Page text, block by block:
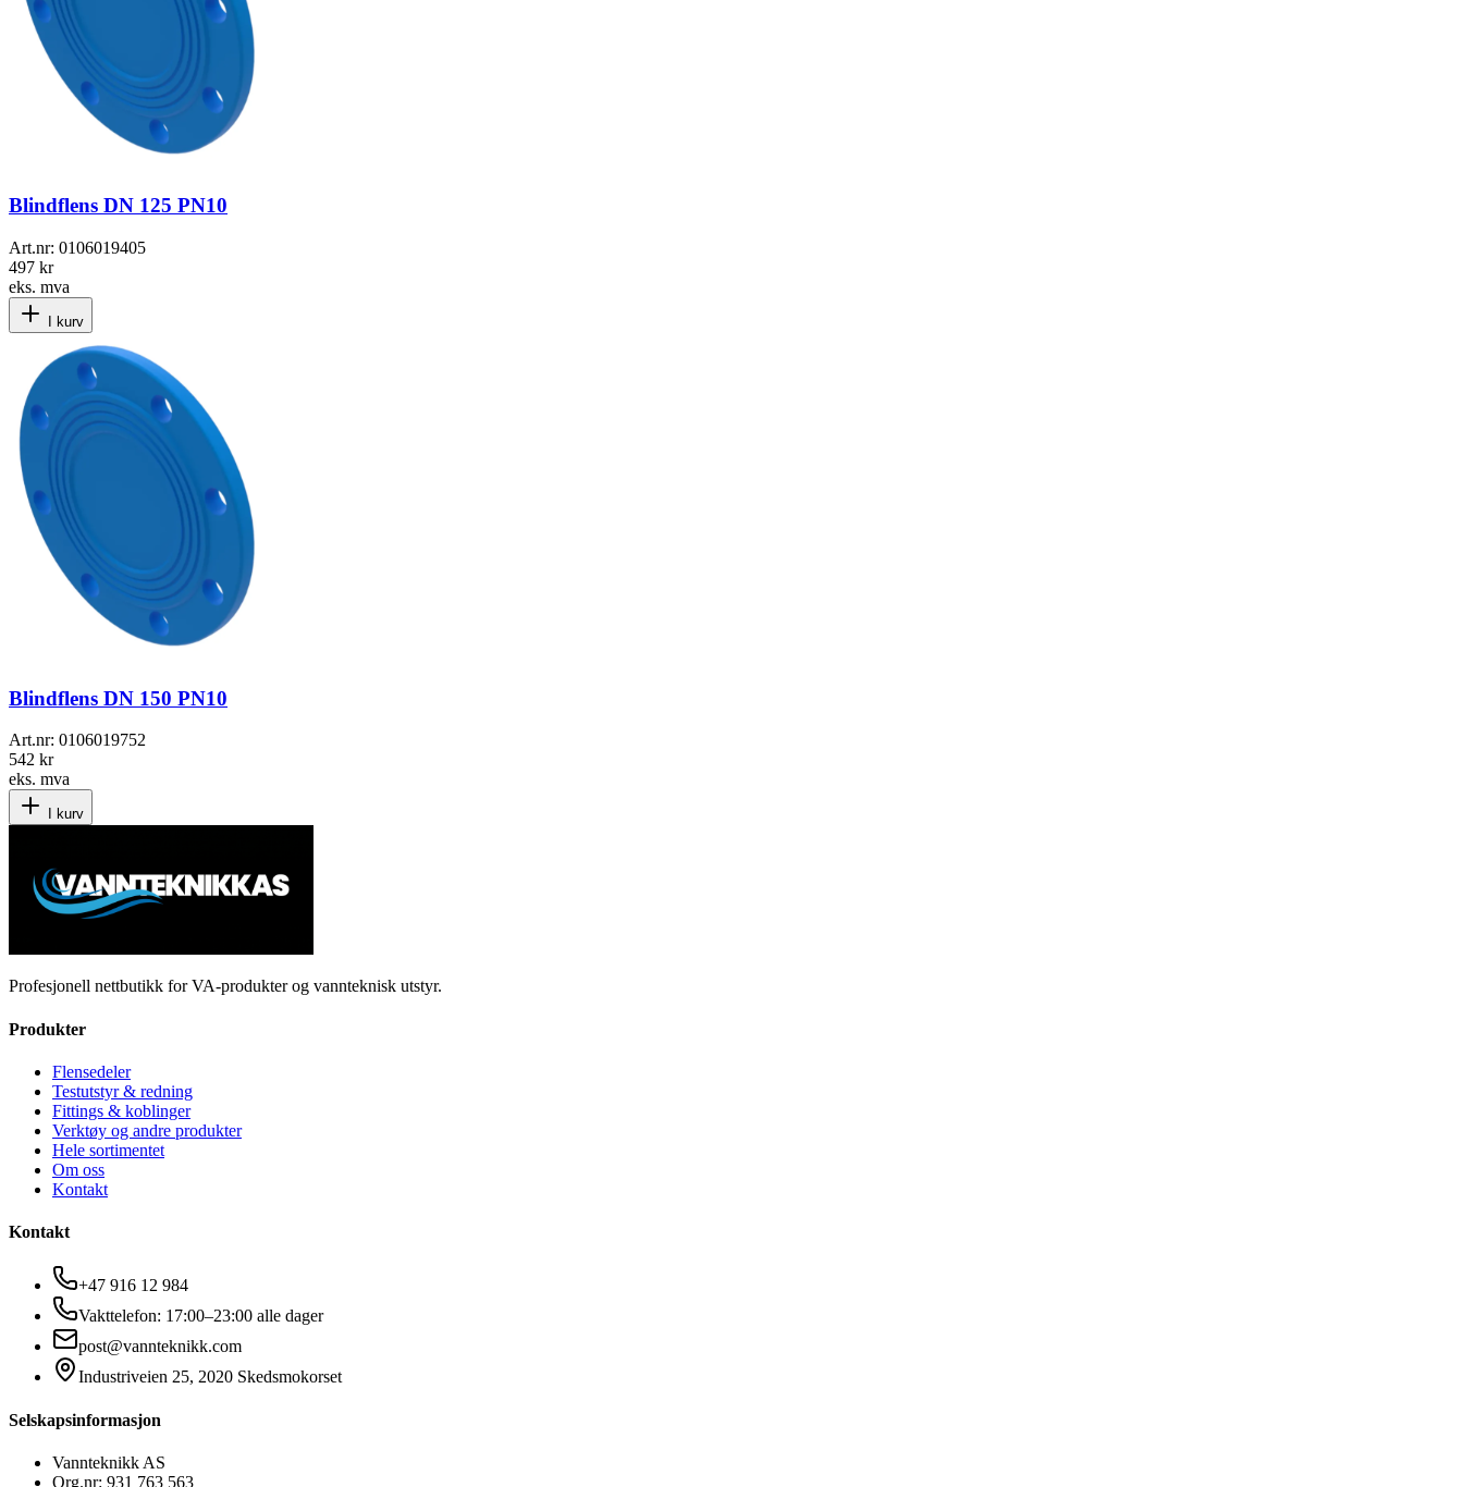
Blindflens DN 125 PN10
Art.nr: 0106019405
497 kr
eks. mva
I kurv
Blindflens DN 150 PN10
Art.nr: 0106019752
542 kr
eks. mva
I kurv
Profesjonell nettbutikk for VA-produkter og vannteknisk utstyr.
Produkter
Flensedeler
Testutstyr & redning
Fittings & koblinger
Verktøy og andre produkter
Hele sortimentet
Om oss
Kontakt
Kontakt
+47 916 12 984
Vakttelefon: 17:00–23:00 alle dager
post@vannteknikk.com
Industriveien 25, 2020 Skedsmokorset
Selskapsinformasjon
Vannteknikk AS
Org.nr: 931 763 563